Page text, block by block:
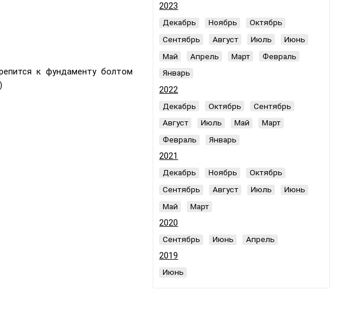
к фундаменту болтом
2023
Декабрь Ноябрь
Октябрь
Сентябрь
Август Июль
Июнь
Май
Апрель Март
Февраль
Январь
2022
Декабрь Октябрь
Сентябрь
Август
Июль Май
Март
Февраль
Январь
2021
Декабрь Ноябрь
Октябрь
Сентябрь
Август Июль
Июнь
Май
Март
2020
Сентябрь Июнь Апрель
2019
Июнь